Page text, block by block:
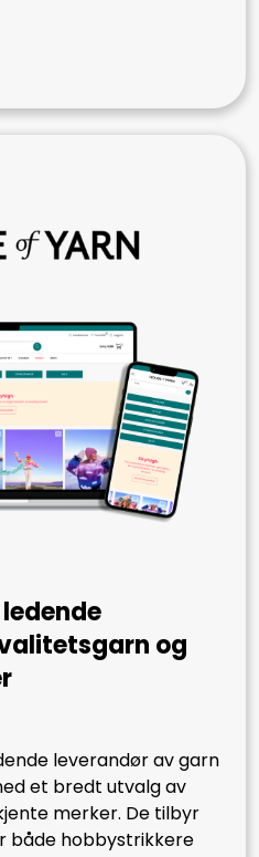
og
leverandør av garn
et bredt utvalg av
merker. De tilbyr
både hobbystrikkere